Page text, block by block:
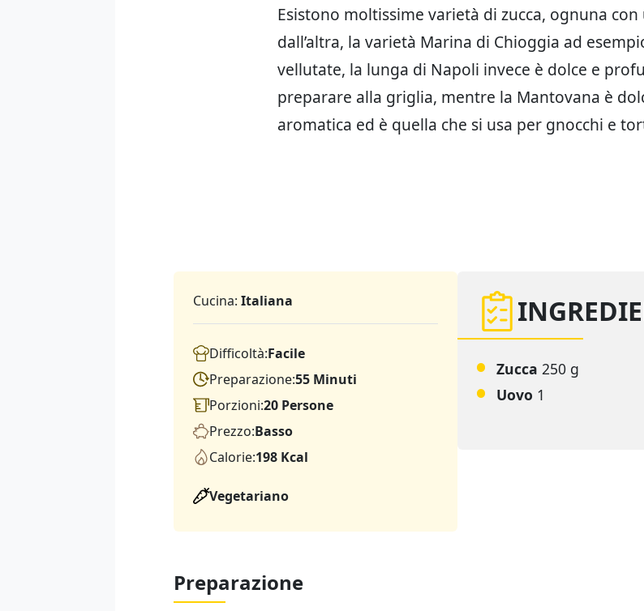
Esistono moltissime varietà di zucca, ognuna
dall’altra, la varietà Marina di Chioggia ad
vellutate, la lunga di Napoli invece è dolce e
preparare alla griglia, mentre la Mantovana è
aromatica ed è quella che si usa per gnocchi e
Cucina: Italiana
Difficoltà:Facile
Preparazione:55 Minuti
Porzioni:20 Persone
Prezzo:Basso
Calorie:198 Kcal
Vegetariano
Zucca 250 g
Uovo 1
Preparazione